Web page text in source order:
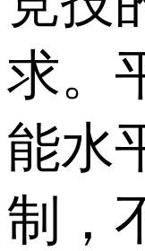
求。
能水
制，